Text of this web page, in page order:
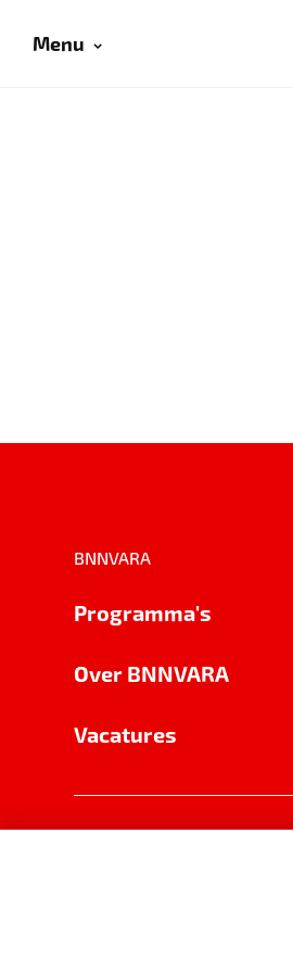
Menu
BNNVARA
Programma's
Over BNNVARA
Vacatures
Cookie-